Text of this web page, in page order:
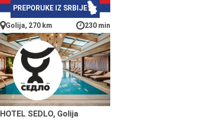
PREPORUKE IZ SRBIJE
Golija, 270 km 230 min
HOTEL SEDLO, Golija